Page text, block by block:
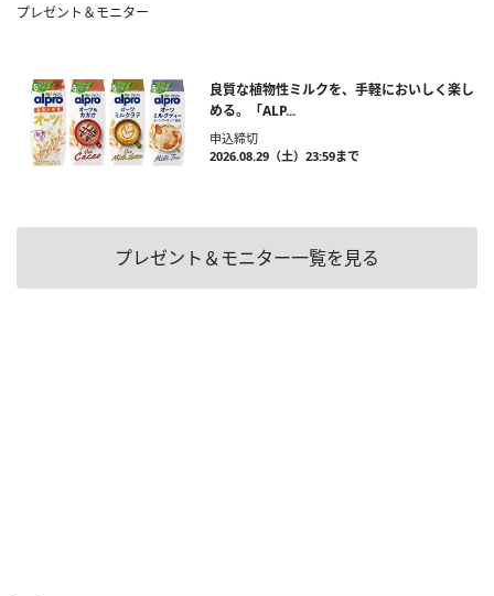
プレゼント＆モニター
良質な植物性ミルクを、手軽においしく楽し
める。「ALP...
申込締切
2026.08.29（土）23:59まで
プレゼント＆モニター一覧を見る